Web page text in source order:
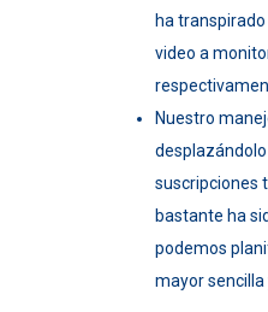
ha
video a
Nuestro
suscripciones
bastante ha
podemos
mayor sencilla